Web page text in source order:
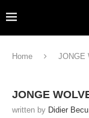
Home JONGE
JONGE
written by Didier Becu